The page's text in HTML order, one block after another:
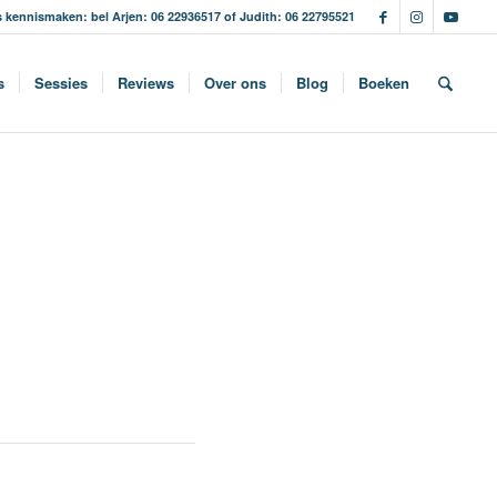
kennismaken: bel Arjen: 06 22936517 of Judith: 06 22795521
Sessies Reviews Over ons Blog Boeken